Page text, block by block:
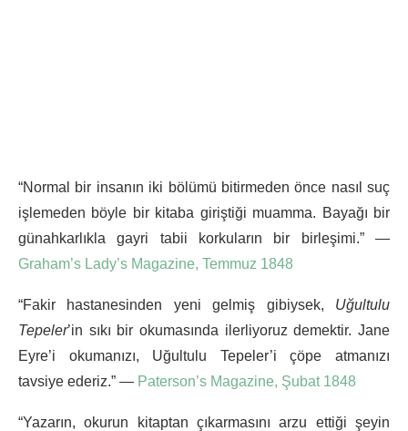
“Normal bir insanın iki bölümü bitirmeden önce nasıl suç
işlemeden böyle bir kitaba giriştiği muamma. Bayağı bir
günahkarlıkla gayri tabii korkuların bir birleşimi.” —
Graham’s Lady’s Magazine, Temmuz 1848
“Fakir hastanesinden yeni gelmiş gibiysek, Uğultulu
Tepeler’in sıkı bir okumasında ilerliyoruz demektir. Jane
Eyre’i okumanızı, Uğultulu Tepeler’i çöpe atmanızı
tavsiye ederiz.” — Paterson’s Magazine, Şubat 1848
“Yazarın, okurun kitaptan çıkarmasını arzu ettiği şeyin